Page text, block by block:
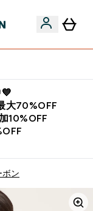
大70%OFF
10%OFF
ボン